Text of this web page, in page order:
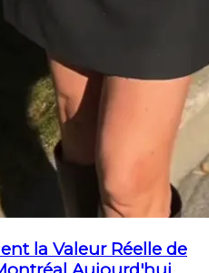
la Valeur Réelle de